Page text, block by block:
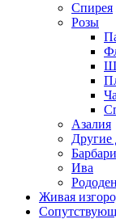
Спирея
Розы
Азалия
Другие
Ива
Живая